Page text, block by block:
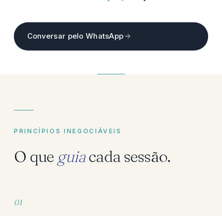
Conversar pelo WhatsApp
PRINCÍPIOS INEGOCIÁVEIS
O que guiacada sessão.
01